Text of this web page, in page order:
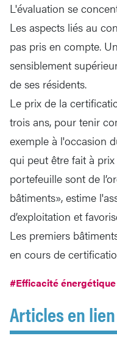
L'évaluation se
Les aspects liés au
pas pris en compte.
sensiblement
de ses résidents.
Le prix de la
trois ans, pour tenir
exemple à l'occasion
qui peut être fait à
portefeuille sont de
bâtiments», estime
d’exploitation et
Les premiers
en cours de
#Efficacité énergétique
Articles en lien